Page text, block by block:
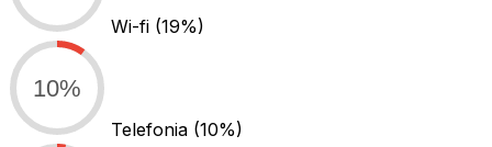
Wi-fi (19%)
10%
Telefonia (10%)